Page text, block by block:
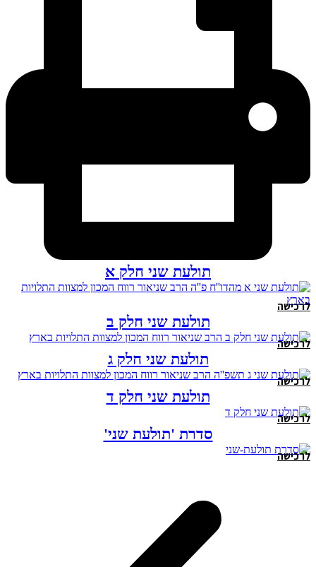
תולעת שני חלק א
לרכישה
תולעת שני חלק ב
לרכישה
תולעת שני חלק ג
לרכישה
תולעת שני חלק ד
לרכישה
סדרת 'תולעת שני'
לרכישה